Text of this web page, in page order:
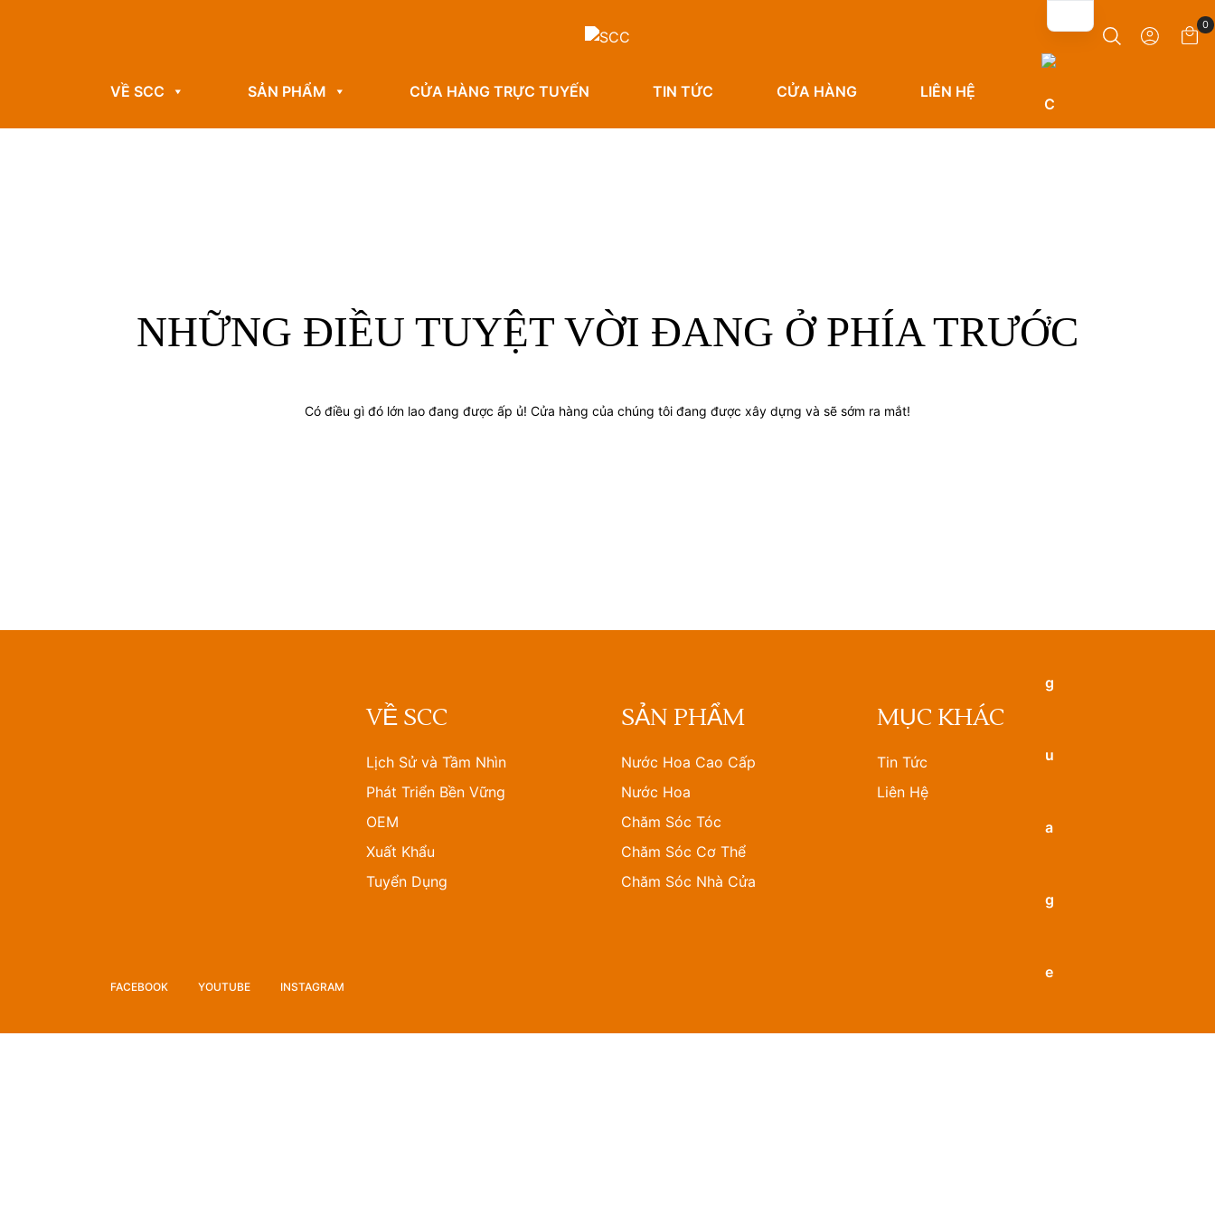
VỀ SCC SẢN PHẨM CỬA HÀNG TRỰC TUYẾN TIN TỨC CỬA HÀNG LIÊN HỆ
0
NHỮNG ĐIỀU TUYỆT VỜI ĐANG Ở PHÍA TRƯỚC
Có điều gì đó lớn lao đang được ấp ủ! Cửa hàng của chúng tôi đang được xây dựng và sẽ sớm ra mắt!
VỀ SCC
Lịch Sử và Tầm Nhìn
Phát Triển Bền Vững
OEM
Xuất Khẩu
Tuyển Dụng
SẢN PHẨM
Nước Hoa Cao Cấp
Nước Hoa
Chăm Sóc Tóc
Chăm Sóc Cơ Thể
Chăm Sóc Nhà Cửa
MỤC KHÁC
Tin Tức
Liên Hệ
FACEBOOK YOUTUBE INSTAGRAM